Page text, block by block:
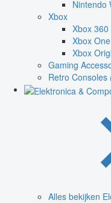
Nintendo
Xbox
Xbox 360
Xbox
Xbox
Gaming
Retro Consoles
Alles bekijken